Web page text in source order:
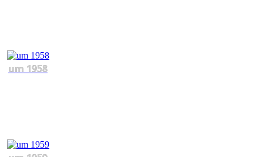
um 1958